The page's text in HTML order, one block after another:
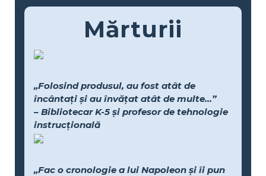
Mărturii
„Folosind produsul, au fost atât de
încântați și au învățat atât de multe...”
– Bibliotecar K-5 și profesor de tehnologie
instrucțională
„Fac o cronologie a lui Napoleon și îi pun